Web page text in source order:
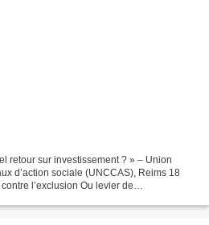
retour sur investissement ? » – Union
d’action sociale (UNCCAS), Reims 18
l’exclusion Ou levier de